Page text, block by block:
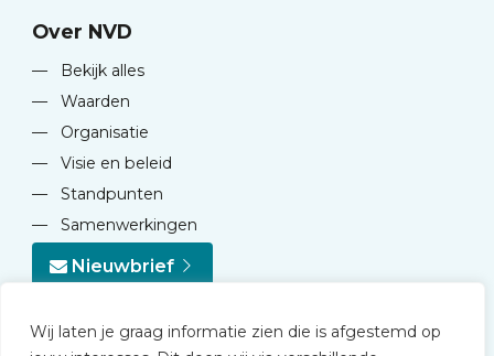
Wij laten je graag informatie zien die is afgestemd op
Over NVD
—
Bekijk alles
—
Waarden
—
Organisatie
—
Visie en beleid
—
Standpunten
—
Samenwerkingen
Nieuwbrief